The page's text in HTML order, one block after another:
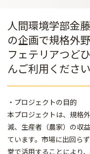
人間環境学部金
の企画で規格外
フェテリアつど
んご利用ください
・プロジェクトの目的
本プロジェクトは、規格
減、生産者（農家）の収
ています。市場に出回ら
堂で活用することにより